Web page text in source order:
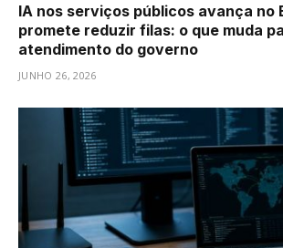
IA nos serviços públicos avança no
promete reduzir filas: o que muda
atendimento do governo
JUNHO 26, 2026